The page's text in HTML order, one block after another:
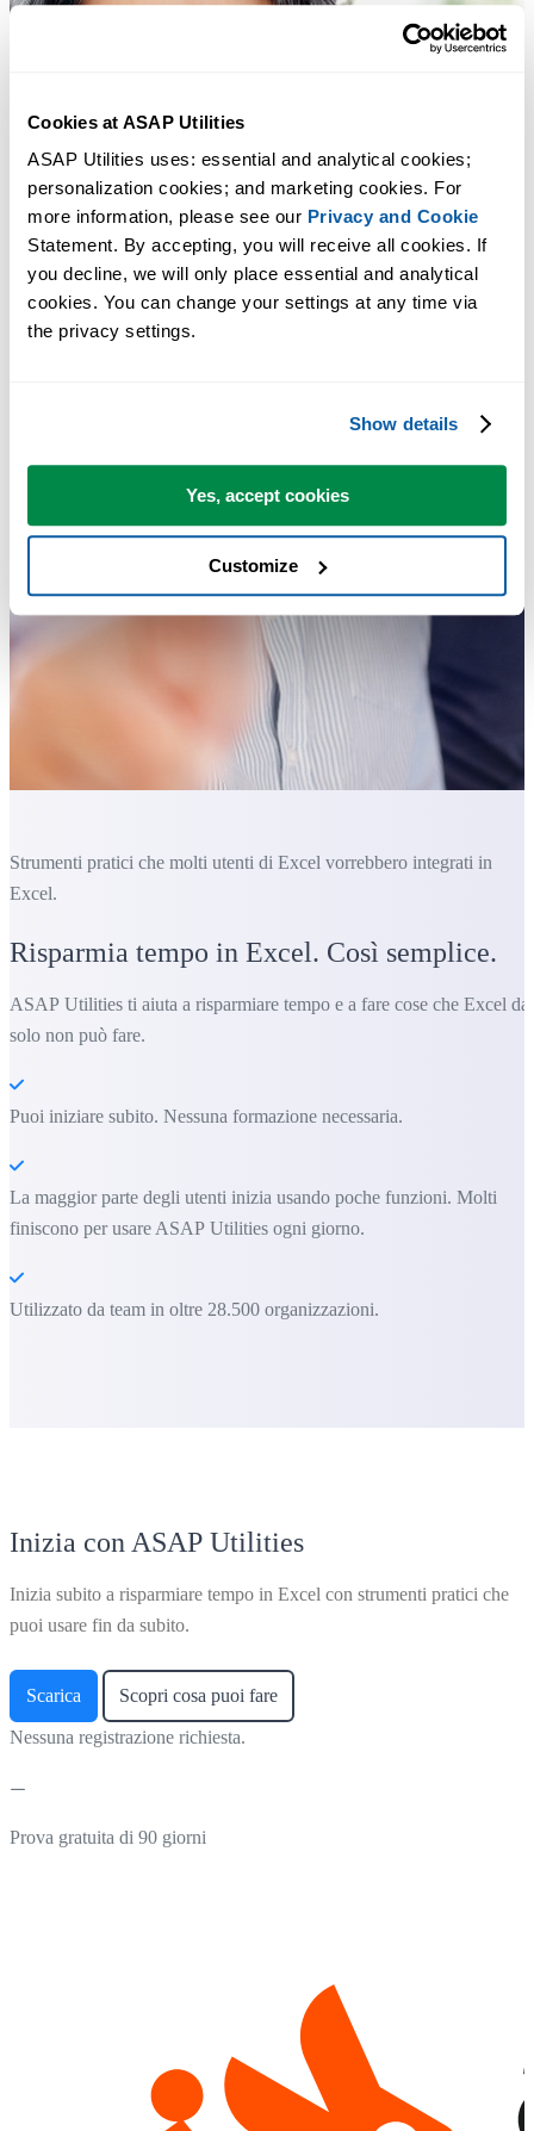
Cookies at ASAP Utilities
ASAP Utilities uses: essential and analytical cookies;
personalization cookies; and marketing cookies. For
more information, please see our Privacy and Cookie
Statement. By accepting, you will receive all cookies. If
you decline, we will only place essential and analytical
cookies. You can change your settings at any time via
the privacy settings.
Show details
Yes, accept cookies
Customize
Strumenti pratici che molti utenti di Excel vorrebbero integrati in
Excel.
Risparmia tempo in Excel. Così semplice.
ASAP Utilities ti aiuta a risparmiare tempo e a fare cose che Excel da
solo non può fare.
Puoi iniziare subito. Nessuna formazione necessaria.
La maggior parte degli utenti inizia usando poche funzioni. Molti
finiscono per usare ASAP Utilities ogni giorno.
Utilizzato da team in oltre 28.500 organizzazioni.
Inizia con ASAP Utilities
Inizia subito a risparmiare tempo in Excel con strumenti pratici che
puoi usare fin da subito.
Scarica Scopri cosa puoi fare
Nessuna registrazione richiesta.
Prova gratuita di 90 giorni